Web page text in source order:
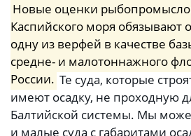
Новые оценки
Каспийского моря обязывают
одну из верфей в качестве
средне- и малотоннажного
России. Те суда, которые
имеют осадку, не проходную
Балтийской системы. Мы
и малые суда с габаритами